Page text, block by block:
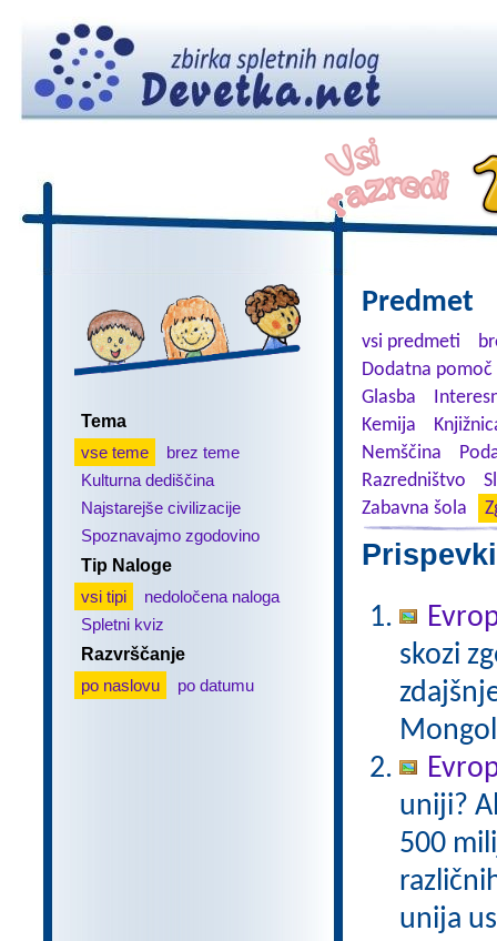
Tema
vse teme
brez teme
Kulturna dediščina
Najstarejše civilizacije
Spoznavajmo zgodovino
Tip Naloge
vsi tipi
nedoločena naloga
Spletni kviz
Razvrščanje
po naslovu
po datumu
Predmet
vsi predmeti
Dodatna
Glasba
Kemija
Nemščina
Razredništvo
Zabavna šola
skozi
uniji?
500
unija